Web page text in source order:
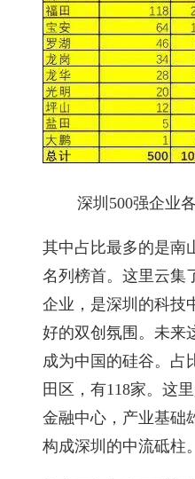
深圳500强企业
其中占比最多的是南
名列榜首。这里云集
企业，是深圳的科技
好的双创氛围。未来
成为中国的硅谷。占
田区，有118家。这
金融中心，产业基础
构成深圳的中流砥柱。